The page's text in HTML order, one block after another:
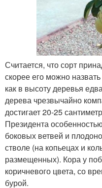
Считается, что сорт
скорее его можно
как в высоту деревья
дерева чрезвычайно
достигает 20-25
Президента
боковых ветвей и
стволе (на копьецах и
размещенных). Кора у
коричневого цвета, со
бурой.